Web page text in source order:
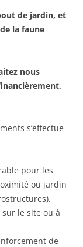
de jardin, et
la faune
nous
s’effectue
pour les
ou jardin
le site ou à
de